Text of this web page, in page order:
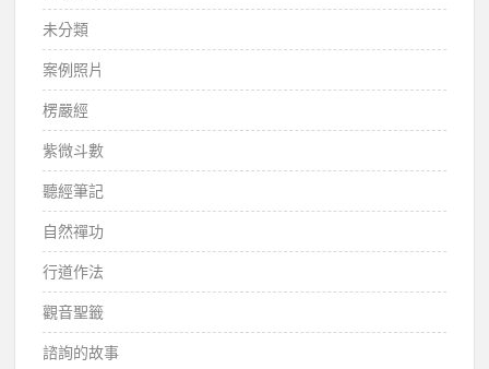
未分類
案例照片
楞嚴經
紫微斗數
聽經筆記
自然禪功
行道作法
觀音聖籤
諮詢的故事